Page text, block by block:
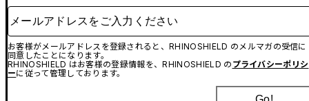
メールアドレスをご入力ください
お客様がメールアドレスを登録されると、RHINOSHIELD のメルマガの受信に
同意したことになります。
RHINOSHIELD はお客様の登録情報を、RHINOSHIELD の プライバシーポリシ
ーに従って管理しております。